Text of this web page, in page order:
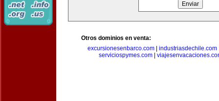
Otros dominios en venta:
excursionesenbarco.com
industriasdechile.com
serviciospymes.com